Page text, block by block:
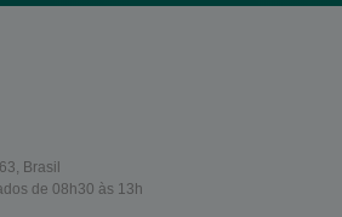
Brasil
de 08h30 às 13h